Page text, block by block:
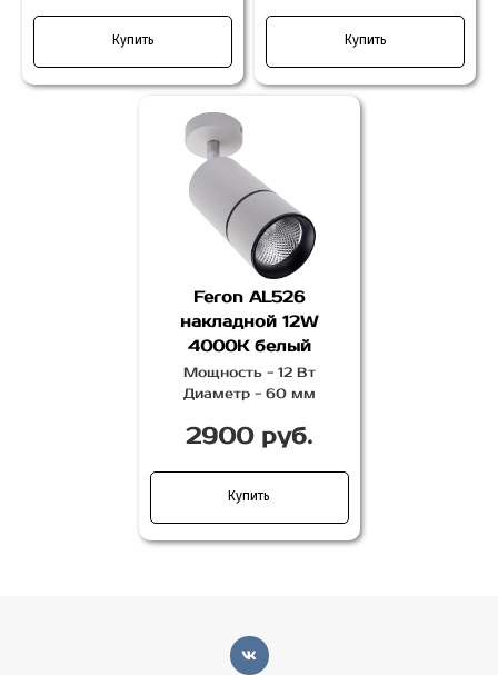
Купить Купить
Feron AL526
накладной 12W
4000K белый
Мощность - 12 Вт
Диаметр - 60 мм
2900 руб.
Купить